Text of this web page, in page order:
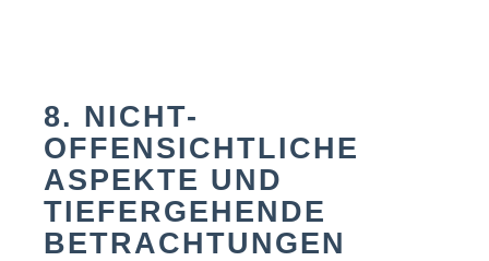
8. NICHT-
OFFENSICHTLICHE
ASPEKTE UND
TIEFERGEHENDE
BETRACHTUNGEN